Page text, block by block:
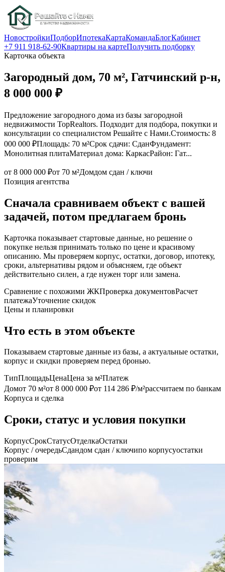
НовостройкиПодборИпотекаКартаКомандаБлогКабинет
+7 911 918-62-90Квартиры на картеПолучить подборку
Карточка объекта
Загородный дом, 70 м², Гатчинский р-н,
8 000 000 ₽
Предложение загородного дома из базы загородной
недвижимости TopRealtors. Подходит для подбора, покупки и
консультации со специалистом Решайте с Нами.Стоимость: 8
000 000 ₽Площадь: 70 м²Срок сдачи: СданФундамент:
Монолитная плитаМатериал дома: КаркасРайон: Гат...
от 8 000 000 ₽от 70 м²Домдом сдан / ключи
Позиция агентства
Сначала сравниваем объект с вашей
задачей, потом предлагаем бронь
Карточка показывает стартовые данные, но решение о
покупке нельзя принимать только по цене и красивому
описанию. Мы проверяем корпус, остатки, договор, ипотеку,
сроки, альтернативы рядом и объясняем, где объект
действительно силен, а где нужен торг или замена.
Сравнение с похожими ЖКПроверка документовРасчет
платежаУточнение скидок
Цены и планировки
Что есть в этом объекте
Показываем стартовые данные из базы, а актуальные остатки,
корпус и скидки проверяем перед бронью.
ТипПлощадьЦенаЦена за м²Платеж
Домот 70 м²от 8 000 000 ₽от 114 286 ₽/м²рассчитаем по банкам
Корпуса и сделка
Сроки, статус и условия покупки
КорпусСрокСтатусОтделкаОстатки
Корпус / очередьСдандом сдан / ключипо корпусуостатки
проверим